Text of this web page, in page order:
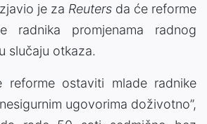
je za Reuters da će reforme
radnika promjenama radnog
slučaju otkaza.
ostaviti mlade radnike
ugovorima doživotno”,